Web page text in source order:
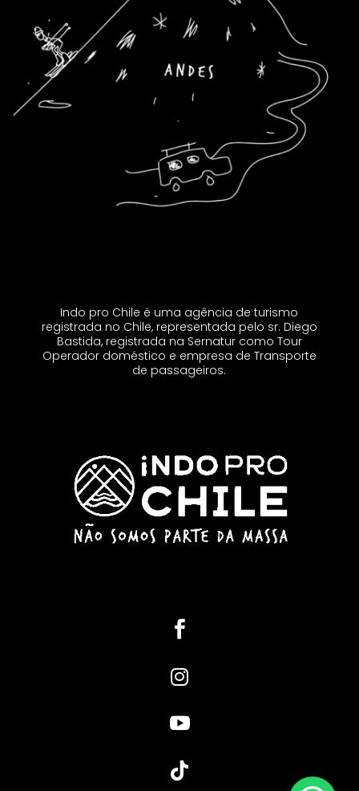
Indo pro Chile é uma agência de turismo
registrada no Chile, representada pelo sr. Diego
Bastida, registrada na Sernatur como Tour
Operador doméstico e empresa de Transporte
de passageiros.



